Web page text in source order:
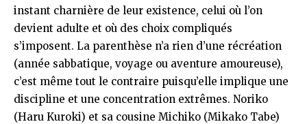
instant charnière de leur existence, celui où l’on
devient adulte et où des choix compliqués
s’imposent. La parenthèse n’a rien d’une récréation
(année sabbatique, voyage ou aventure amoureuse),
c’est même tout le contraire puisqu’elle implique une
discipline et une concentration extrêmes. Noriko
(Haru Kuroki) et sa cousine Michiko (Mikako Tabe)